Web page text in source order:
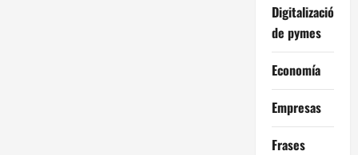
Digitalización
de pymes
Economía
Empresas
Frases